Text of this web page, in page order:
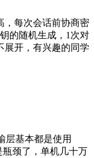
，每次会话前协商密
的随机生成，1次对
展开，有兴趣的同学
层基本都是使用
瓶颈了，单机几十万